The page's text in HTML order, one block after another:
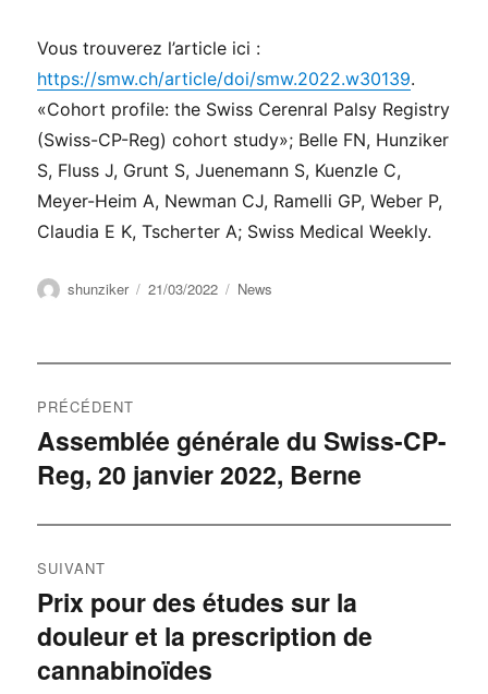
Vous trouverez l’article ici :
https://smw.ch/article/doi/smw.2022.w30139.
«Cohort profile: the Swiss Cerenral Palsy Registry
(Swiss-CP-Reg) cohort study»; Belle FN, Hunziker
S, Fluss J, Grunt S, Juenemann S, Kuenzle C,
Meyer-Heim A, Newman CJ, Ramelli GP, Weber P,
Claudia E K, Tscherter A; Swiss Medical Weekly.
Auteur
shunziker
Publié
21/03/2022 Catégories
News
de
l’article
PRÉCÉDENT
Publication
précédente :
Assemblée générale du Swiss-CP-
Reg, 20 janvier 2022, Berne
SUIVANT
Publication
suivante :
Prix pour des études sur la
douleur et la prescription de
cannabinoïdes